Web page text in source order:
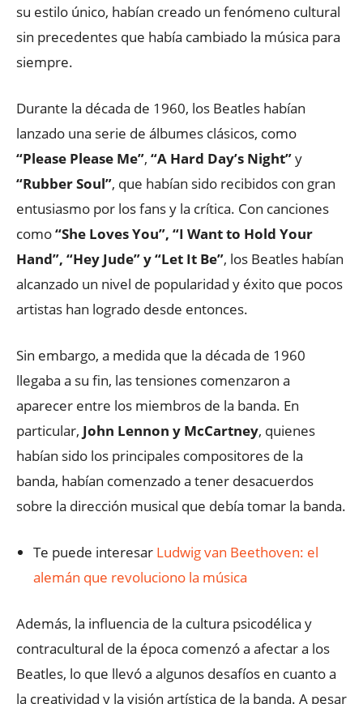
su estilo único, habían creado un fenómeno cultural
sin precedentes que había cambiado la música para
siempre.
Durante la década de 1960, los Beatles habían
lanzado una serie de álbumes clásicos, como
“Please Please Me”, “A Hard Day’s Night”y
“Rubber Soul”, que habían sido recibidos con gran
entusiasmo por los fans y la crítica. Con canciones
como“She Loves You”, “I Want to Hold Your
Hand”, “Hey Jude” y “Let It Be”, los Beatles habían
alcanzado un nivel de popularidad y éxito que pocos
artistas han logrado desde entonces.
Sin embargo, a medida que la década de 1960
llegaba a su fin, las tensiones comenzaron a
aparecer entre los miembros de la banda. En
particular, John Lennon y McCartney, quienes
habían sido los principales compositores de la
banda, habían comenzado a tener desacuerdos
sobre la dirección musical que debía tomar la banda.
Te puede interesar Ludwig van Beethoven: el
alemán que revoluciono la música
Además, la influencia de la cultura psicodélica y
contracultural de la época comenzó a afectar a los
Beatles, lo que llevó a algunos desafíos en cuanto a
la creatividad y la visión artística de la banda. A pesar